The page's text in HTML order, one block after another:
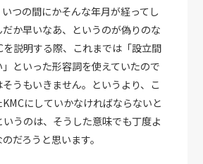
つの間にかそんな年月が経ってし
か早いなあ、というのが偽りのな
を説明する際、これまでは「設立間
といった形容詞を使えていたので
うもいきません。というより、こ
にしていかなければならないと
うのは、そうした意味でも丁度よ
だろうと思います。